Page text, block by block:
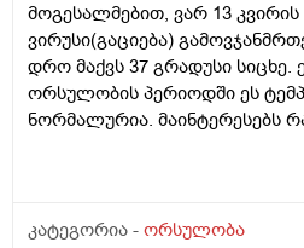
მის მშობლებს?
მოგესალმებით, ვარ 13
ვირუსი(გაციება)
დრო მაქვს 37 გრადუსი სიცხე.
ორსულობის პერიოდში ეს
ნორმალურია. მაინტერესებს
კატეგორია - ორსულობა